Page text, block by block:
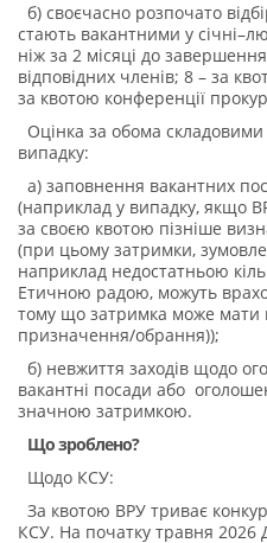
б) своєчасно розпочато
стають вакантними у
ніж за 2 місяці до
відповідних членів; 8 – за
за квотою конференції
Оцінка за обома
випадку:
а) заповнення вакантних
(наприклад у випадку, якщо
за своєю квотою пізніше
(при цьому затримки,
наприклад недостатньою
Етичною радою, можуть
тому що затримка може мати
призначення/обрання));
б) невжиття заходів щодо
вакантні посади або
значною затримкою.
Що зроблено?
Щодо КСУ:
За квотою ВРУ триває
КСУ. На початку травня 2026